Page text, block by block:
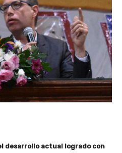
desarrollo actual logrado con